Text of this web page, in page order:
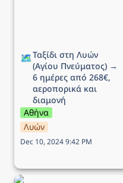
🗺️Ταξίδι στη Λυών
(Αγίου Πνεύματος) →
6 ημέρες από 268€,
αεροπορικά και
διαμονή
Αθήνα
Λυών
Dec 10, 2024 9:42 PM